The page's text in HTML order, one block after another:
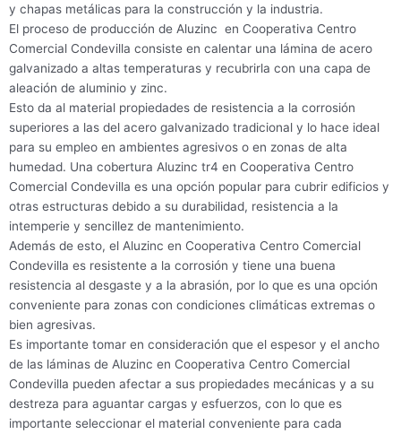
y chapas metálicas para la construcción y la industria.
El proceso de producción de Aluzinc en Cooperativa Centro
Comercial Condevilla consiste en calentar una lámina de acero
galvanizado a altas temperaturas y recubrirla con una capa de
aleación de aluminio y zinc.
Esto da al material propiedades de resistencia a la corrosión
superiores a las del acero galvanizado tradicional y lo hace ideal
para su empleo en ambientes agresivos o en zonas de alta
humedad. Una cobertura Aluzinc tr4 en Cooperativa Centro
Comercial Condevilla es una opción popular para cubrir edificios y
otras estructuras debido a su durabilidad, resistencia a la
intemperie y sencillez de mantenimiento.
Además de esto, el Aluzinc en Cooperativa Centro Comercial
Condevilla es resistente a la corrosión y tiene una buena
resistencia al desgaste y a la abrasión, por lo que es una opción
conveniente para zonas con condiciones climáticas extremas o
bien agresivas.
Es importante tomar en consideración que el espesor y el ancho
de las láminas de Aluzinc en Cooperativa Centro Comercial
Condevilla pueden afectar a sus propiedades mecánicas y a su
destreza para aguantar cargas y esfuerzos, con lo que es
importante seleccionar el material conveniente para cada